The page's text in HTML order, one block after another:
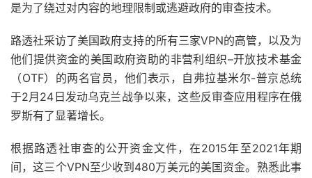
是为了绕过对内容的地理限制或逃避政府的审查技术。
路透社采访了美国政府支持的所有三家VPN的高管，以及为
他们提供资金的美国政府资助的非营利组织–开放技术基金
（OTF）的两名官员，他们表示，自弗拉基米尔-普京总统
于2月24日发动乌克兰战争以来，这些反审查应用程序在俄
罗斯有了显著增长。
根据路透社审查的公开资金文件，在2015年至2021年期
间，这三个VPN至少收到480万美元的美国资金。熟悉此事